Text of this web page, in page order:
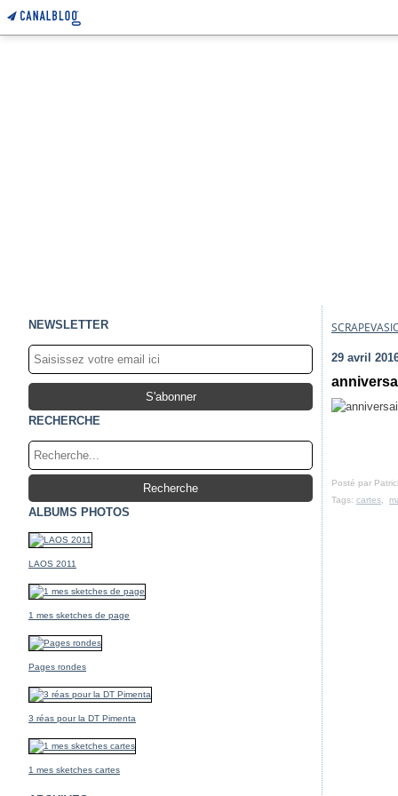
NEWSLETTER
RECHERCHE
ALBUMS PHOTOS
LAOS 2011
1 mes sketches de page
Pages rondes
3 réas pour la DT Pimenta
1 mes sketches cartes
29 avril
Posté par
Tags: cartes